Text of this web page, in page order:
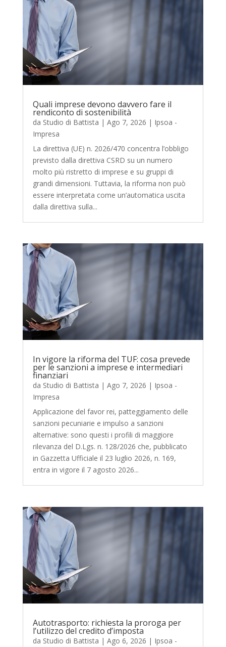
Quali imprese devono davvero fare il
rendiconto di sostenibilità
da Studio di Battista | Ago 7, 2026 | Ipsoa -
Impresa
La direttiva (UE) n. 2026/470 concentra l’obbligo
previsto dalla direttiva CSRD su un numero
molto più ristretto di imprese e su gruppi di
grandi dimensioni. Tuttavia, la riforma non può
essere interpretata come un’automatica uscita
dalla direttiva sulla...
In vigore la riforma del TUF: cosa prevede
per le sanzioni a imprese e intermediari
finanziari
da Studio di Battista | Ago 7, 2026 | Ipsoa -
Impresa
Applicazione del favor rei, patteggiamento delle
sanzioni pecuniarie e impulso a sanzioni
alternative: sono questi i profili di maggiore
rilevanza del D.Lgs. n. 128/2026 che, pubblicato
in Gazzetta Ufficiale il 23 luglio 2026, n. 169,
entra in vigore il 7 agosto 2026...
Autotrasporto: richiesta la proroga per
l’utilizzo del credito d’imposta
da Studio di Battista | Ago 6, 2026 | Ipsoa -